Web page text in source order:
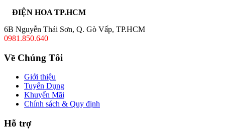
ĐIỆN HOA TP.HCM
6B Nguyễn Thái Sơn, Q. Gò Vấp, TP.HCM
0981.850.640
Về Chúng Tôi
Giới thiệu
Tuyển Dụng
Khuyến Mãi
Chính sách & Quy định
Hỗ trợ